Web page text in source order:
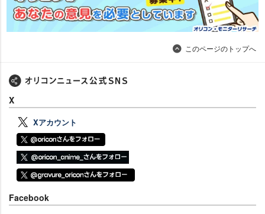
このページのトップへ
X
Xアカウント
Facebook